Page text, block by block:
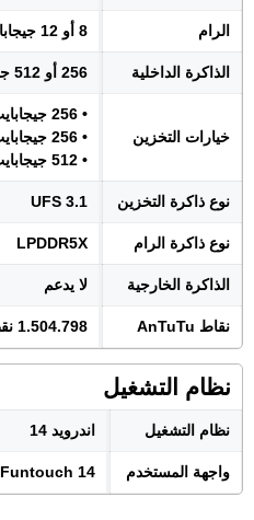
الرام 8 أو 12 جيجابايت
الذاكرة الداخلية 256 أو 512 جيجابايت
خيارات التخزين
• 256 جيجابايت (8 جيجابايت)
• 256 جيجابايت (12 جيجابايت)
• 512 جيجابايت (12 جيجابايت)
نوع ذاكرة التخزين UFS 3.1
نوع ذاكرة الرام LPDDR5X
الذاكرة الخارجية لا يدعم
نقاط AnTuTu 1.504.798 نقطة
نظام التشغيل
نظام التشغيل اندرويد 14
واجهة المستخدم Funtouch 14